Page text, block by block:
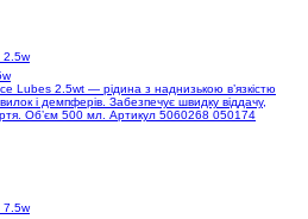
Lubes 2.5wt — рідина з наднизькою в’язкістю
і демпферів. Забезпечує швидку віддачу,
Обʼєм 500 мл. Артикул 5060268 050174